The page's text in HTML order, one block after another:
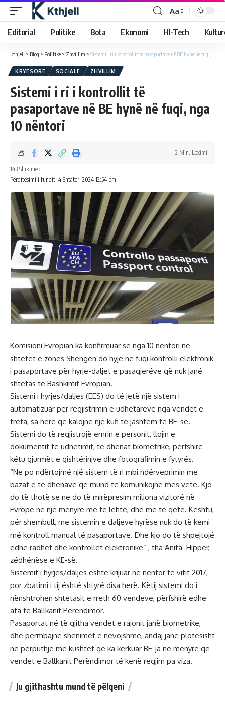
Aa
Editorial Politike Bota Ekonomi HI-Tech
Kthjell > Blog > Politike > Zhvillim > Sistemi i ri i kontrollit të pasaportave në BE hynë në fuqi, nga 10 nëntori
KRYESORE SOCIALE ZHVILLIM
Sistemi i ri i kontrollit të
pasaportave në BE hynë në fuqi, nga
10 nëntori
Përditësimi i fundit: 4 Shtator, 2024 12:54 pm
143 Shikime
2 Min. Leximi
Komisioni Evropian ka konfirmuar se nga 10 nëntori në
shtetet e zonës Shengen do hyjë në fuqi kontrolli elektronik
i pasaportave për hyrje-daljet e pasagjerëve që nuk janë
shtetas të Bashkimit Evropian.
Sistemi i hyrjes/daljes (EES) do të jetë një sistem i
automatizuar për regjistrimin e udhëtarëve nga vendet e
treta, sa herë që kalojnë një kufi të jashtëm të BE-së.
Sistemi do të regjistrojë emrin e personit, llojin e
dokumentit të udhëtimit, të dhënat biometrike, përfshirë
këtu gjurmët e gishtërinjve dhe fotografimin e fytyrës.
“Ne po ndërtojmë një sistem të ri mbi ndërveprimin me
bazat e të dhënave që mund të komunikojnë mes vete. Kjo
do të thotë se ne do të mirëpresim miliona vizitorë në
Evropë në një mënyrë më të lehtë, dhe më të qetë. Kështu,
për shembull, me sistemin e daljeve hyrëse nuk do të kemi
më kontroll manual të pasaportave. Dhe kjo do të shpejtojë
edhe radhët dhe kontrollet elektronike” , tha Anita Hipper,
zëdhënëse e KE-së.
Sistemit i hyrjes/daljes është krijuar në nëntor të vitit 2017,
por zbatimi i tij është shtyrë disa herë. Këtij sistemi do i
nënshtrohen shtetasit e rreth 60 vendeve, përfshirë edhe
ata të Ballkanit Perëndimor.
Pasaportat në të gjitha vendet e rajonit janë biometrike,
dhe përmbajnë shënimet e nevojshme, andaj janë plotësisht
në përputhje me kushtet që ka kërkuar BE-ja në mënyrë që
vendet e Ballkanit Perëndimor të kenë regjim pa viza.
Ju gjithashtu mund të pëlqeni